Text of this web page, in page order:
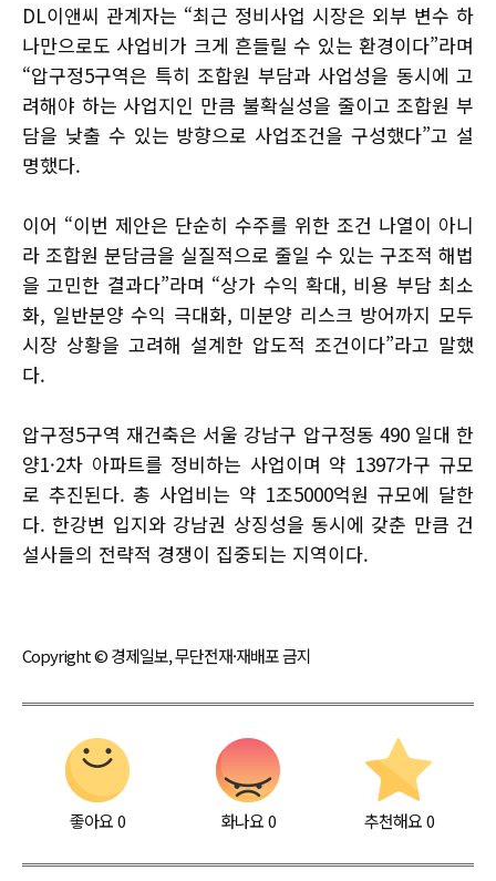
DL이앤씨 관계자는 “최근 정비사업 시장은 외부 변수 하
나만으로도 사업비가 크게 흔들릴 수 있는 환경이다”라며
“압구정5구역은 특히 조합원 부담과 사업성을 동시에 고
려해야 하는 사업지인 만큼 불확실성을 줄이고 조합원 부
담을 낮출 수 있는 방향으로 사업조건을 구성했다”고 설
명했다.
이어 “이번 제안은 단순히 수주를 위한 조건 나열이 아니
라 조합원 분담금을 실질적으로 줄일 수 있는 구조적 해법
을 고민한 결과다”라며 “상가 수익 확대, 비용 부담 최소
화, 일반분양 수익 극대화, 미분양 리스크 방어까지 모두
시장 상황을 고려해 설계한 압도적 조건이다”라고 말했
다.
압구정5구역 재건축은 서울 강남구 압구정동 490 일대 한
양1·2차 아파트를 정비하는 사업이며 약 1397가구 규모
로 추진된다. 총 사업비는 약 1조5000억원 규모에 달한
다. 한강변 입지와 강남권 상징성을 동시에 갖춘 만큼 건
설사들의 전략적 경쟁이 집중되는 지역이다.
Copyright © 경제일보, 무단전재·재배포 금지
좋아요0 화나요0 추천해요 0